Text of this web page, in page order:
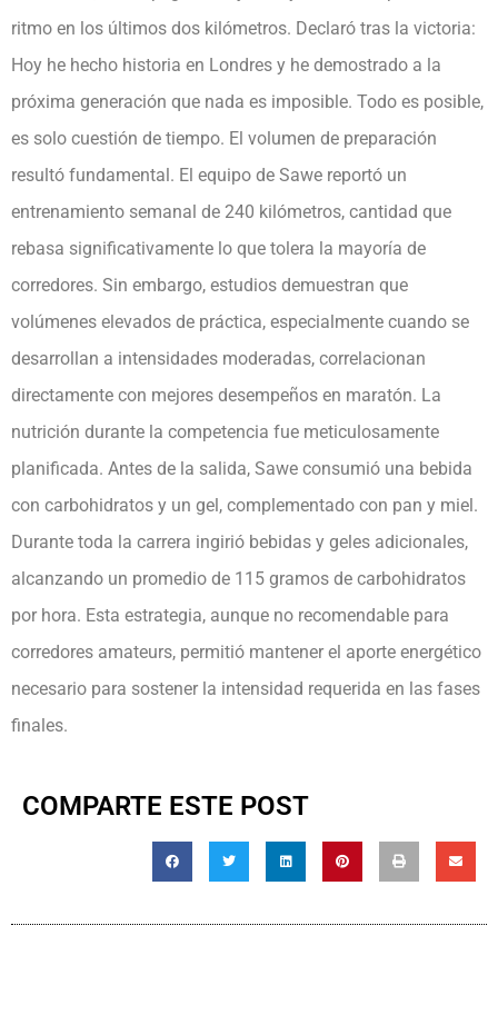
ritmo en los últimos dos kilómetros. Declaró tras la victoria:
Hoy he hecho historia en Londres y he demostrado a la
próxima generación que nada es imposible. Todo es posible,
es solo cuestión de tiempo. El volumen de preparación
resultó fundamental. El equipo de Sawe reportó un
entrenamiento semanal de 240 kilómetros, cantidad que
rebasa significativamente lo que tolera la mayoría de
corredores. Sin embargo, estudios demuestran que
volúmenes elevados de práctica, especialmente cuando se
desarrollan a intensidades moderadas, correlacionan
directamente con mejores desempeños en maratón. La
nutrición durante la competencia fue meticulosamente
planificada. Antes de la salida, Sawe consumió una bebida
con carbohidratos y un gel, complementado con pan y miel.
Durante toda la carrera ingirió bebidas y geles adicionales,
alcanzando un promedio de 115 gramos de carbohidratos
por hora. Esta estrategia, aunque no recomendable para
corredores amateurs, permitió mantener el aporte energético
necesario para sostener la intensidad requerida en las fases
finales.
COMPARTE ESTE POST